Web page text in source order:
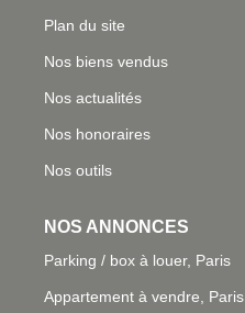
Plan du site
Nos biens vendus
Nos actualités
Nos honoraires
Nos outils
NOS ANNONCES
Parking / box à louer, Paris
Appartement à vendre, Paris